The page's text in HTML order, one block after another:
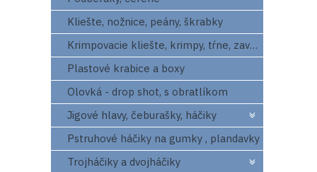
Kliešte, nožnice, peány, škrabky
Krimpovacie kliešte, krimpy, tŕne, zavrtaváky
Plastové krabice a boxy
Olovká - drop shot, s obratlíkom
Jigové hlavy, čeburašky, háčiky
Pstruhové háčiky na gumky , plandavky
Trojháčiky a dvojháčiky